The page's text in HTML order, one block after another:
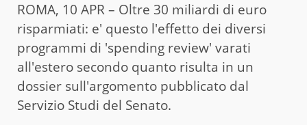
ROMA, 10 APR – Oltre 30 miliardi di euro
risparmiati: e' questo l'effetto dei diversi
programmi di 'spending review' varati
all'estero secondo quanto risulta in un
dossier sull'argomento pubblicato dal
Servizio Studi del Senato.